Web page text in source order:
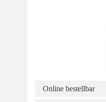
Online bestellbar